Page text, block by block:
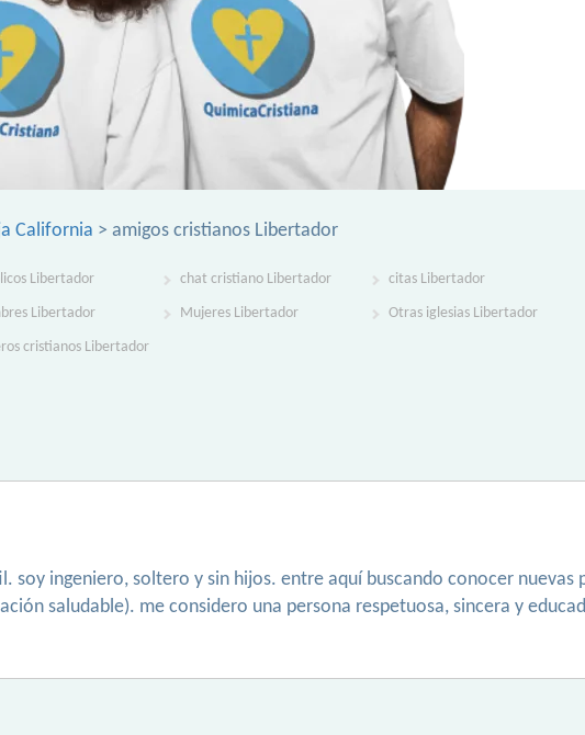
California > amigos cristianos Libertador
Libertador chat cristiano Libertador citas Libertador
Libertador Mujeres Libertador Otras iglesias Libertador
cristianos Libertador
soy ingeniero, soltero y sin hijos. entre aquí buscando conocer nuevas
saludable). me considero una persona respetuosa, sincera y